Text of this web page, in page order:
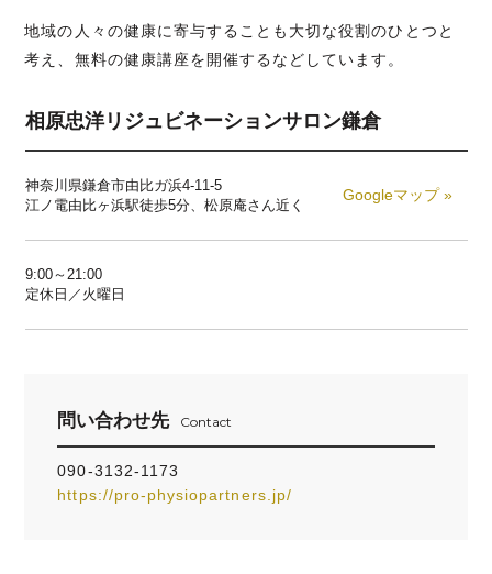
地域の人々の健康に寄与することも大切な役割のひとつと
考え、無料の健康講座を開催するなどしています。
相原忠洋リジュビネーションサロン鎌倉
神奈川県鎌倉市由比ガ浜4-11-5
江ノ電由比ヶ浜駅徒歩5分、松原庵さん近く
Googleマップ »
9:00～21:00
定休日／火曜日
問い合わせ先 Contact
090-3132-1173
https://pro-physiopartners.jp/